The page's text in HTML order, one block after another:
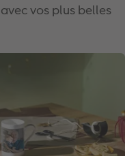
vos plus belles